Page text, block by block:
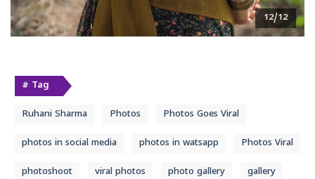
12/12
# Tag
Ruhani Sharma Photos Photos Goes Viral
photos in social media photos in watsapp Photos Viral
photoshoot viral photos photo gallery gallery